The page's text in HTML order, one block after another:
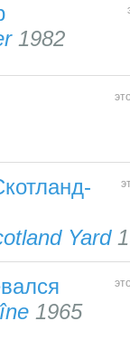
1982
Yard
1965